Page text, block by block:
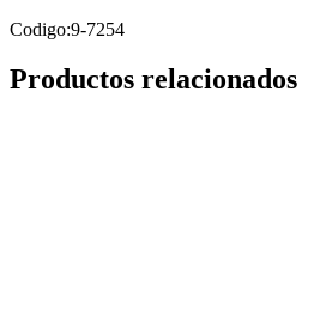
Codigo:9-7254
Productos relacionados